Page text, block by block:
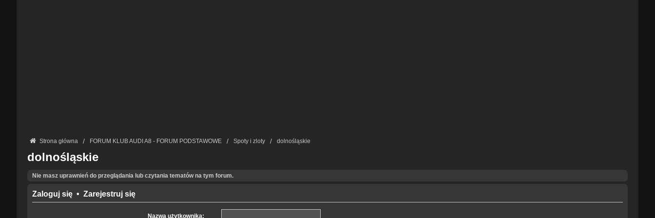
Strona główna FORUM KLUB AUDI A8 - FORUM PODSTAWOWE Spoty i zloty dolnośląskie
dolnośląskie
Nie masz uprawnień do przeglądania lub czytania tematów na tym forum.
Zaloguj się• Zarejestruj się
Nazwa użytkownika: